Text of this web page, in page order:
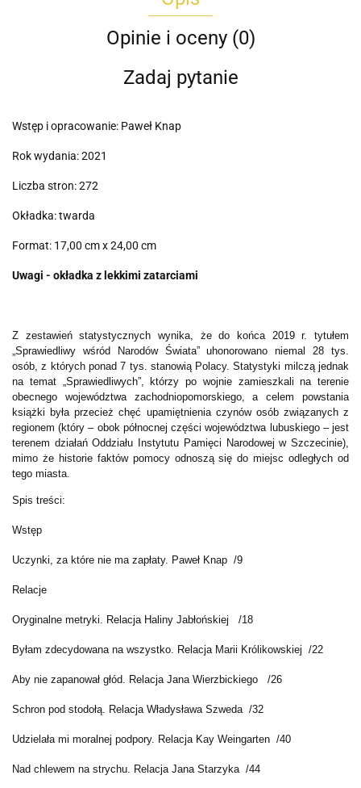
Opinie i oceny (0)
Zadaj pytanie
Wstęp i opracowanie: Paweł Knap
Rok wydania: 2021
Liczba stron: 272
Okładka: twarda
Format: 17,00 cm x 24,00 cm
Uwagi - okładka z lekkimi zatarciami
Z zestawień statystycznych wynika, że do końca 2019 r. tytułem
„Sprawiedliwy wśród Narodów Świata” uhonorowano niemal 28 tys.
osób, z których ponad 7 tys. stanowią Polacy. Statystyki milczą jednak
na temat „Sprawiedliwych”, którzy po wojnie zamieszkali na terenie
obecnego województwa zachodniopomorskiego, a celem powstania
książki była przecież chęć upamiętnienia czynów osób związanych z
regionem (który – obok północnej części województwa lubuskiego – jest
terenem działań Oddziału Instytutu Pamięci Narodowej w Szczecinie),
mimo że historie faktów pomocy odnoszą się do miejsc odległych od
tego miasta.
Spis treści:
Wstęp
Uczynki, za które nie ma zapłaty. Paweł Knap /9
Relacje
Oryginalne metryki. Relacja Haliny Jabłońskiej /18
Byłam zdecydowana na wszystko. Relacja Marii Królikowskiej /22
Aby nie zapanował głód. Relacja Jana Wierzbickiego /26
Schron pod stodołą. Relacja Władysława Szweda /32
Udzielała mi moralnej podpory. Relacja Kay Weingarten /40
Nad chlewem na strychu. Relacja Jana Starzyka /44